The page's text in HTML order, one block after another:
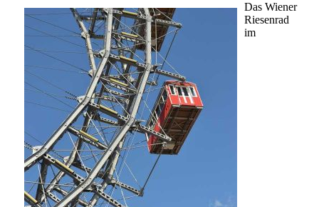
Das Wiener
Riesenrad
im